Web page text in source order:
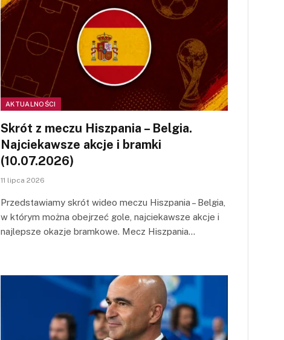
AKTUALNOŚCI
Skrót z meczu Hiszpania – Belgia.
Najciekawsze akcje i bramki
(10.07.2026)
11 lipca 2026
Przedstawiamy skrót wideo meczu Hiszpania – Belgia,
w którym można obejrzeć gole, najciekawsze akcje i
najlepsze okazje bramkowe. Mecz Hiszpania…